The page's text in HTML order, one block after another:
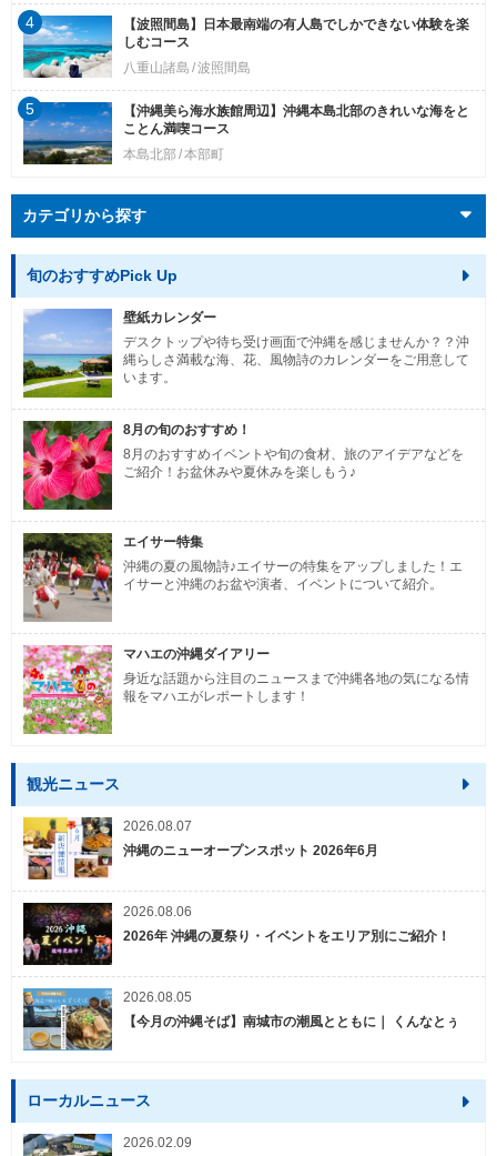
【波照間島】日本最南端の有人島でしかできない体験を楽
しむコース
八重山諸島 波照間島
4
【沖縄美ら海水族館周辺】沖縄本島北部のきれいな海をと
ことん満喫コース
本島北部 本部町
5
カテゴリから探す
旬のおすすめPick Up
壁紙カレンダー
デスクトップや待ち受け画面で沖縄を感じませんか？？沖
縄らしさ満載な海、花、風物詩のカレンダーをご用意して
います。
8月の旬のおすすめ！
8月のおすすめイベントや旬の食材、旅のアイデアなどを
ご紹介！お盆休みや夏休みを楽しもう♪
エイサー特集
沖縄の夏の風物詩♪エイサーの特集をアップしました！エ
イサーと沖縄のお盆や演者、イベントについて紹介。
マハエの沖縄ダイアリー
身近な話題から注目のニュースまで沖縄各地の気になる情
報をマハエがレポートします！
観光ニュース
2026.08.07
沖縄のニューオープンスポット 2026年6月
2026.08.06
2026年 沖縄の夏祭り・イベントをエリア別にご紹介！
2026.08.05
【今月の沖縄そば】南城市の潮風とともに｜ くんなとぅ
ローカルニュース
2026.02.09